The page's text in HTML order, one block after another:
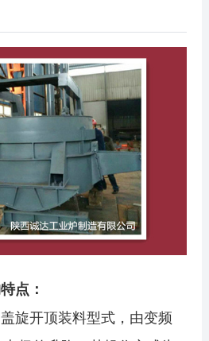
点：
旋开顶装料型式，由变频